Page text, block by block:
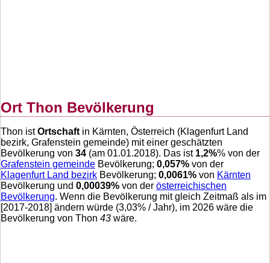
Ort Thon Bevölkerung
Thon istOrtschaft in Kärnten, Österreich (Klagenfurt Land
bezirk, Grafenstein gemeinde) mit einer geschätzten
Bevölkerung von 34 (am 01.01.2018). Das ist 1,2%% von der
Grafenstein gemeinde Bevölkerung; 0,057% von der
Klagenfurt Land bezirk Bevölkerung; 0,0061% von Kärnten
Bevölkerung und 0,00039% von der österreichischen
Bevölkerung. Wenn die Bevölkerung mit gleich Zeitmaß als im
[2017-2018] ändern würde (3,03% / Jahr), im 2026 wäre die
Bevölkerung von Thon 43 wäre.